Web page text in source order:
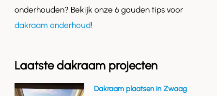
onderhouden? Bekijk onze 6 gouden tips voor
dakraam onderhoud!
Laatste dakraam projecten
Dakraam plaatsen in Zwaag